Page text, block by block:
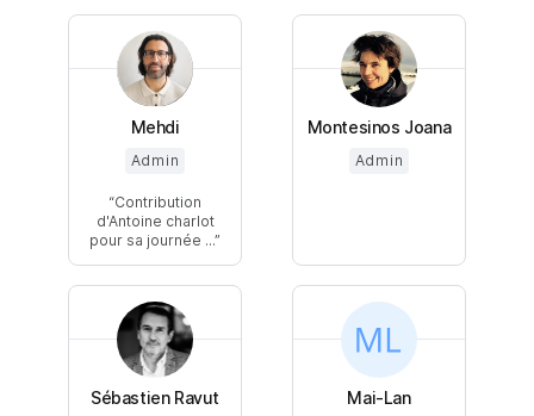
Mehdi
Admin
Contribution
d'Antoine charlot
pour sa journée ...
Montesinos Joana
Admin
Sébastien Ravut Mai-Lan